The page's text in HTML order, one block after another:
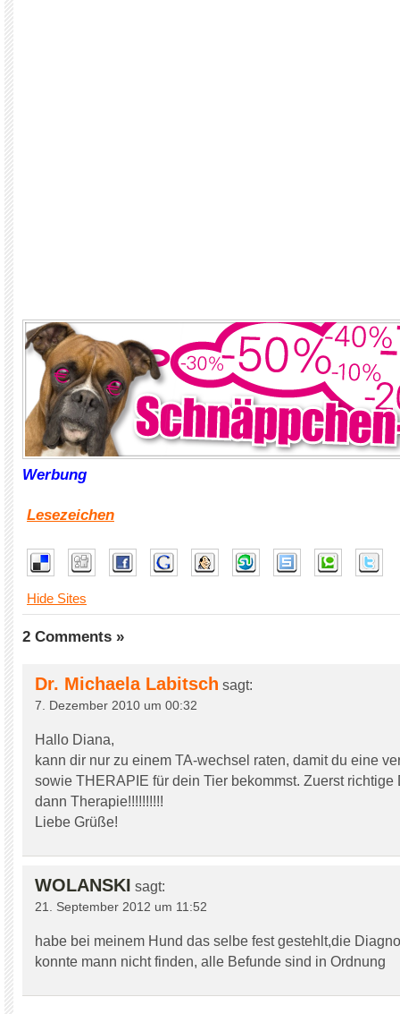
Werbung
Lesezeichen
Hide Sites
2 Comments »
Dr. Michaela Labitsch sagt:
7. Dezember 2010 um 00:32
Hallo Diana,
kann dir nur zu einem TA-wechsel raten, damit du eine
sowie THERAPIE für dein Tier bekommst. Zuerst richtige
dann Therapie!!!!!!!!!!
Liebe Grüße!
WOLANSKI sagt:
21. September 2012 um 11:52
habe bei meinem Hund das selbe fest gestehlt,die
konnte mann nicht finden, alle Befunde sind in Ordnung